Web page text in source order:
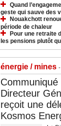
Quand
geste qui sauve des
Nouakchott
période de chaleur
Pour une retraite
les pensions plutôt
énergie / mines
Directeur
reçoit une
Kosmos